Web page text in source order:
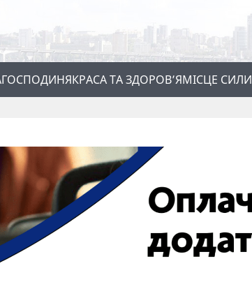
ГОСПОДИНЯКРАСА ТА ЗДОРОВ’ЯМІСЦЕ СИЛИ